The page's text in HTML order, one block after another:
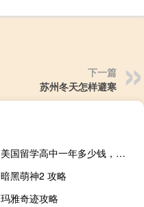
下一篇
苏州冬天怎样避寒
美国留学高中一年多少钱，美国高中留学一年的各项费用参考
暗黑萌神2 攻略
玛雅奇迹攻略